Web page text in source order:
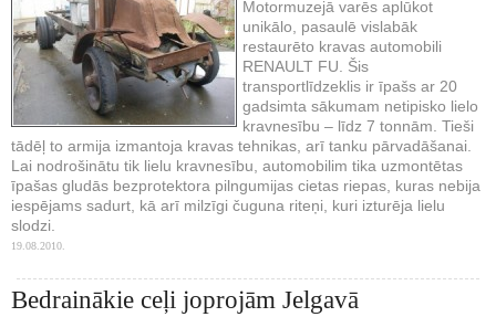
Motormuzejā varēs aplūkot
unikālo, pasaulē vislabāk
restaurēto kravas automobili
RENAULT FU. Šis
transportlīdzeklis ir īpašs ar 20
gadsimta sākumam netipisko lielo
kravnesību – līdz 7 tonnām. Tieši
tādēļ to armija izmantoja kravas tehnikas, arī tanku pārvadāšanai.
Lai nodrošinātu tik lielu kravnesību, automobilim tika uzmontētas
īpašas gludās bezprotektora pilngumijas cietas riepas, kuras nebija
iespējams sadurt, kā arī milzīgi čuguna riteņi, kuri izturēja lielu
slodzi.
19.08.2010.
Bedrainākie ceļi joprojām Jelgavā